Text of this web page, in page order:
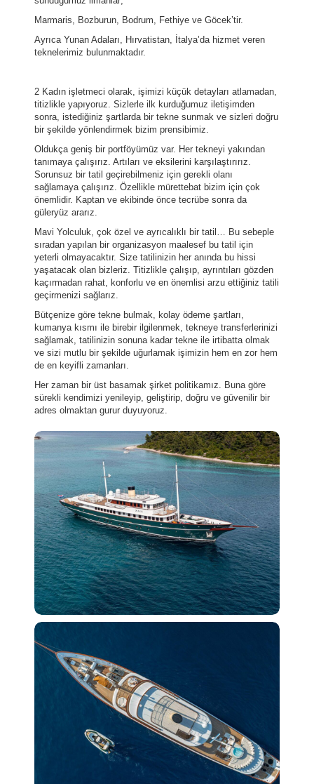
Marmaris, Bozburun, Bodrum, Fethiye ve Göcek’tir.
Ayrıca Yunan Adaları, Hırvatistan, İtalya’da hizmet veren
teknelerimiz bulunmaktadır.
2 Kadın işletmeci olarak, işimizi küçük detayları atlamadan,
titizlikle yapıyoruz. Sizlerle ilk kurduğumuz iletişimden
sonra, istediğiniz şartlarda bir tekne sunmak ve sizleri doğru
bir şekilde yönlendirmek bizim prensibimiz.
Oldukça geniş bir portföyümüz var. Her tekneyi yakından
tanımaya çalışırız. Artıları ve eksilerini karşılaştırırız.
Sorunsuz bir tatil geçirebilmeniz için gerekli olanı
sağlamaya çalışırız. Özellikle mürettebat bizim için çok
önemlidir. Kaptan ve ekibinde önce tecrübe sonra da
güleryüz ararız.
Mavi Yolculuk, çok özel ve ayrıcalıklı bir tatil… Bu sebeple
sıradan yapılan bir organizasyon maalesef bu tatil için
yeterli olmayacaktır. Size tatilinizin her anında bu hissi
yaşatacak olan bizleriz. Titizlikle çalışıp, ayrıntıları gözden
kaçırmadan rahat, konforlu ve en önemlisi arzu ettiğiniz tatili
geçirmenizi sağlarız.
Bütçenize göre tekne bulmak, kolay ödeme şartları,
kumanya kısmı ile birebir ilgilenmek, tekneye transferlerinizi
sağlamak, tatilinizin sonuna kadar tekne ile irtibatta olmak
ve sizi mutlu bir şekilde uğurlamak işimizin hem en zor hem
de en keyifli zamanları.
Her zaman bir üst basamak şirket politikamız. Buna göre
sürekli kendimizi yenileyip, geliştirip, doğru ve güvenilir bir
adres olmaktan gurur duyuyoruz.